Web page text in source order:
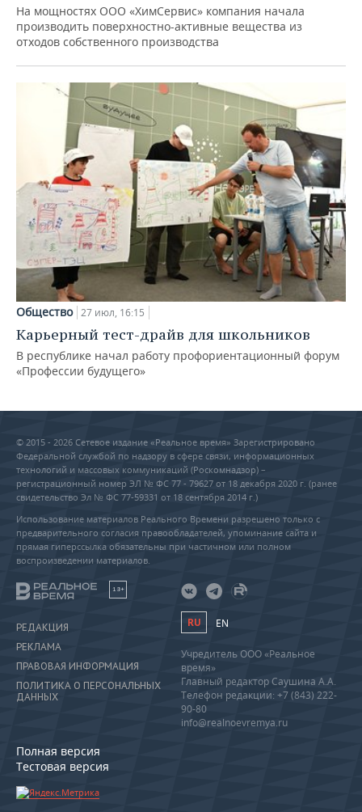
На мощностях ООО «ХимСервис» компания начала
производить поверхностно-активные вещества из
отходов собственного производства
Общество 27 июл, 16:15
Карьерный тест-драйв для школьников
В республике начал работу профориентационный форум
«Профессии будущего»
© 2015 - 2026 Сетевое издание «Реальное время» Зарегистрировано
Федеральной службой по надзору в сфере связи, информационных
технологий и массовых коммуникаций (Роскомнадзор) –
регистрационный номер ЭЛ № ФС 77 - 79627 от 18 декабря 2020 г. (ранее
свидетельство Эл № ФС 77-59331 от 18 сентября 2014 г.)
Использование материалов Реального Времени разрешено только с
предварительного согласия правообладателей, упоминание сайта и
прямая гиперссылка обязательны при частичном или полном
воспроизведении материалов.
18+
РЕДАКЦИЯ
РЕКЛАМА
ПРАВОВАЯ ИНФОРМАЦИЯ
ПОЛИТИКА О ПЕРСОНАЛЬНЫХ
ДАННЫХ
Полная версия
Тестовая версия
RU EN
Учредитель ООО «Реальное
время»
Главный редактор Саушина А.А.
Телефон редакции: +7 (843) 222-
90-80
info@realnoevremya.ru